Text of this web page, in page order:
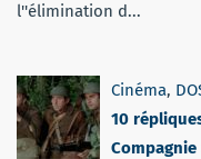
l''élimination d...
Cinéma,
10
Compagnie